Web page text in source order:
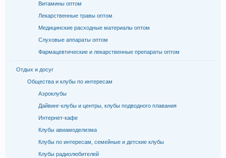
Витамины оптом
Лекарственные травы оптом
Медицинские расходные материалы оптом
Слуховые аппараты оптом
Фармацевтические и лекарственные препараты оптом
Отдых и досуг
Общества и клубы по интересам
Аэроклубы
Дайвинг-клубы и центры, клубы подводного плавания
Интернет-кафе
Клубы авиамоделизма
Клубы по интересам, семейные и детские клубы
Клубы радиолюбителей